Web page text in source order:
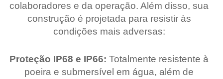
colaboradores e da operação. Além disso, sua
construção é projetada para resistir às
condições mais adversas:
Proteção IP68 e IP66: Totalmente resistente à
poeira e submersível em água, além de